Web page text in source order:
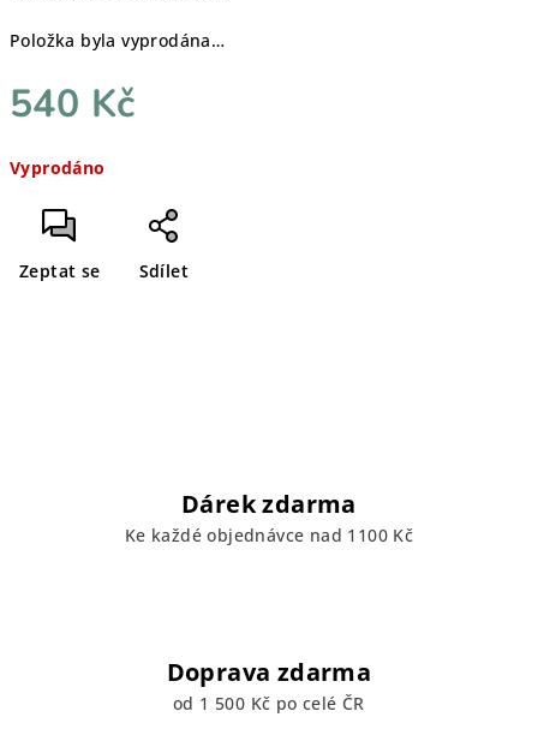
Položka byla vyprodána…
540 Kč
cena:
Vyprodáno
Zeptat se Sdílet
Dárek zdarma
Ke každé objednávce nad 1100 Kč
Doprava zdarma
od 1 500 Kč po celé ČR